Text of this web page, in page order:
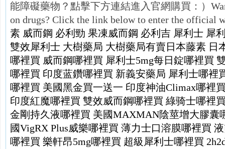
能障礙藥物？點擊下方連結進入官網購買：）
on drugs? Click the link below to enter the official
素 威而鋼 必利勁 果凍威而鋼 必利吉 犀利士 犀
雙效犀利士 大樹藥局 大樹藥局有賣日本藤素 日
哪裡買 威而鋼哪裡買 犀利士5mg每日錠哪裡買
哪裡買 印度蓝鑽哪裡買 新義安藥局 犀利士哪裡
哪裡買 美國黑金買一送一 印度神油Climax哪裡
印度紅魔哪裡買 雙效威而鋼哪裡買 綠骑士哪裡
金剛持久液哪裡買 美國MAXMAN陰莖增大膠囊
國VigRX Plus威樂哪裡買 薄力士口溶膜哪裡買
哪裡買 樂軒昂5mg哪裡買 超級犀利士哪裡買